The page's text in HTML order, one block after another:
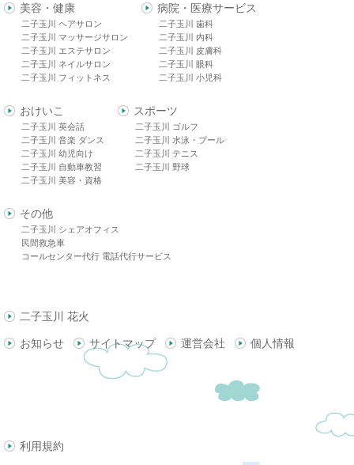
美容・健康
二子玉川 ヘアサロン
二子玉川 マッサージサロン
二子玉川 エステサロン
二子玉川 ネイルサロン
二子玉川 フィットネス
病院・医療サービス
二子玉川 歯科
二子玉川 内科
二子玉川 皮膚科
二子玉川 眼科
二子玉川 小児科
おけいこ
二子玉川 英会話
二子玉川 音楽 ダンス
二子玉川 幼児向け
二子玉川 自動車教習
二子玉川 美容・資格
スポーツ
二子玉川 ゴルフ
二子玉川 水泳・プール
二子玉川 テニス
二子玉川 野球
その他
二子玉川 シェアオフィス
民間救急車
コールセンター代行 電話代行サービス
二子玉川 花火
お知らせ サイトマップ 運営会社 個人情報
利用規約